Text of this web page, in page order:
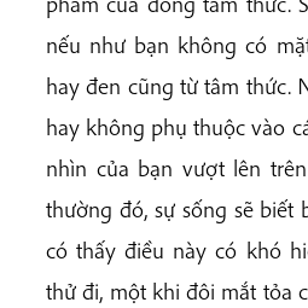
nếu như bạn không có
hay đen cũng từ tâm thức.
hay không phụ thuộc vào
nhìn của bạn vượt lên
thường đó, sự sống sẽ biết
có thấy điều này có khó
thử đi, một khi đôi mắt tỏa